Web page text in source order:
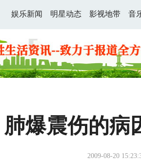
娱乐新闻 明星动态 影视地带 音
肺爆震伤的病
2009-08-20